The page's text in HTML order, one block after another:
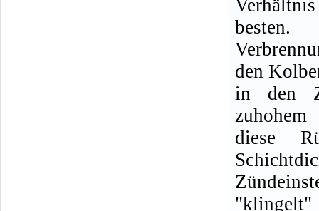
den
in den
diese
"klingelt"